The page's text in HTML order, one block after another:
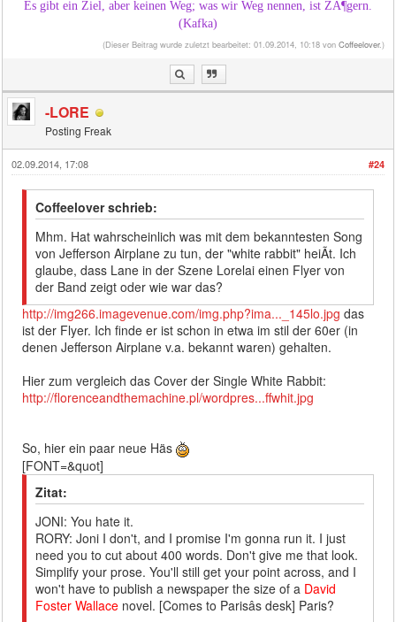
Es gibt ein Ziel, aber keinen Weg; was wir Weg nennen, ist ZÃ¶gern.
(Kafka)
(Dieser Beitrag wurde zuletzt bearbeitet: 01.09.2014, 10:18 von Coffeelover.)
-LORE
Posting Freak
#24
02.09.2014, 17:08
Coffeelover schrieb:
Mhm. Hat wahrscheinlich was mit dem bekanntesten Song
von Jefferson Airplane zu tun, der "white rabbit" heiÃt. Ich
glaube, dass Lane in der Szene Lorelai einen Flyer von
der Band zeigt oder wie war das?
http://img266.imagevenue.com/img.php?ima..._145lo.jpg das
ist der Flyer. Ich finde er ist schon in etwa im stil der 60er (in
denen Jefferson Airplane v.a. bekannt waren) gehalten.
Hier zum vergleich das Cover der Single White Rabbit:
http://florenceandthemachine.pl/wordpres...ffwhit.jpg
So, hier ein paar neue Häs
[FONT=&quot]
Zitat:
JONI: You hate it.
RORY: Joni I don't, and I promise I'm gonna run it. I just
need you to cut about 400 words. Don't give me that look.
Simplify your prose. You'll still get your point across, and I
won't have to publish a newspaper the size of a David
Foster Wallace novel. [Comes to Parisâs desk] Paris?